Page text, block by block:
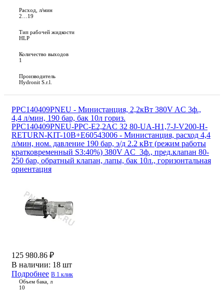
Расход, л/мин
2…19
Тип рабочей жидкости
HLP
Количество выходов
1
Производитель
Hydronit S.r.l.
PPC140409PNEU - Министанция, 2,2кВт 380V AC 3ф.,
4,4 л/мин, 190 бар, бак 10л гориз.
PPC140409PNEU-PPC-E2,2AC 32 80-UA-H1,7-J-V200-H-
RETURN-KIT-10B+E60543006 - Министанция, расход 4,4
л/мин, ном. давление 190 бар, э/д 2.2 кВт (режим работы
кратковременный S3:40%) 380V AC 3ф., пред.клапан 80-
250 бар, обратный клапан, лапы, бак 10л., горизонтальная
ориентация
125 980.86 ₽
В наличии: 18 шт
Подробнее В 1 клик
Объем бака, л
10